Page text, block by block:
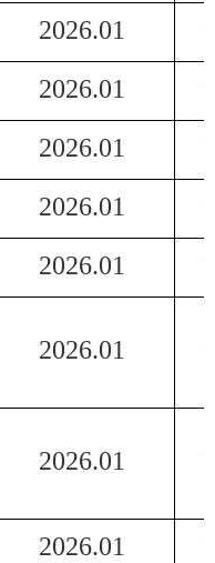
2026.01
2026.01
2026.01
2026.01
2026.01
2026.01
2026.01
2026.01